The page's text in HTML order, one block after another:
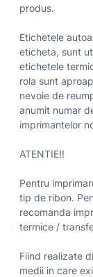
produs.
Etichetele
eticheta, sunt
etichetele
rola sunt
nevoie de
anumit numar
imprimantelor
ATENTIE!!
Pentru
tip de ribon.
recomanda
termice /
Fiind realizate
medii in care